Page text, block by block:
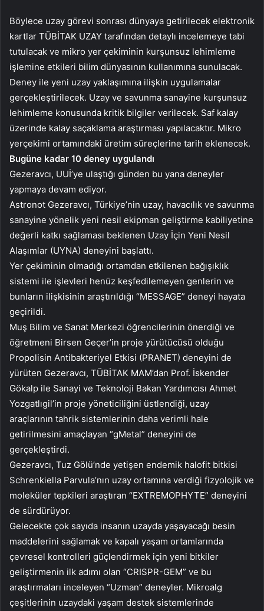
Böylece uzay görevi sonrası dünyaya getirilecek elektronik
kartlar TÜBİTAK UZAY tarafından detaylı incelemeye tabi
tutulacak ve mikro yer çekiminin kurşunsuz lehimleme
işlemine etkileri bilim dünyasının kullanımına sunulacak.
Deney ile yeni uzay yaklaşımına ilişkin uygulamalar
gerçekleştirilecek. Uzay ve savunma sanayine kurşunsuz
lehimleme konusunda kritik bilgiler verilecek. Saf kalay
üzerinde kalay saçaklama araştırması yapılacaktır. Mikro
yerçekimi ortamındaki üretim süreçlerine tarih eklenecek.
Bugüne kadar 10 deney uygulandı
Gezeravcı, UUİ’ye ulaştığı günden bu yana deneyler
yapmaya devam ediyor.
Astronot Gezeravcı, Türkiye’nin uzay, havacılık ve savunma
sanayine yönelik yeni nesil ekipman geliştirme kabiliyetine
değerli katkı sağlaması beklenen Uzay İçin Yeni Nesil
Alaşımlar (UYNA) deneyini başlattı.
Yer çekiminin olmadığı ortamdan etkilenen bağışıklık
sistemi ile işlevleri henüz keşfedilemeyen genlerin ve
bunların ilişkisinin araştırıldığı “MESSAGE” deneyi hayata
geçirildi.
Muş Bilim ve Sanat Merkezi öğrencilerinin önerdiği ve
öğretmeni Birsen Geçer’in proje yürütücüsü olduğu
Propolisin Antibakteriyel Etkisi (PRANET) deneyini de
yürüten Gezeravcı, TÜBİTAK MAM’dan Prof. İskender
Gökalp ile Sanayi ve Teknoloji Bakan Yardımcısı Ahmet
Yozgatlıgil’in proje yöneticiliğini üstlendiği, uzay
araçlarının tahrik sistemlerinin daha verimli hale
getirilmesini amaçlayan “gMetal” deneyini de
gerçekleştirdi.
Gezeravcı, Tuz Gölü’nde yetişen endemik halofit bitkisi
Schrenkiella Parvula’nın uzay ortamına verdiği fizyolojik ve
moleküler tepkileri araştıran “EXTREMOPHYTE” deneyini
de sürdürüyor.
Gelecekte çok sayıda insanın uzayda yaşayacağı besin
maddelerini sağlamak ve kapalı yaşam ortamlarında
çevresel kontrolleri güçlendirmek için yeni bitkiler
geliştirmenin ilk adımı olan “CRISPR-GEM” ve bu
araştırmaları inceleyen “Uzman” deneyler. Mikroalg
çeşitlerinin uzaydaki yaşam destek sistemlerinde